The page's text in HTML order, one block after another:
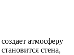
атмосферу
стена,